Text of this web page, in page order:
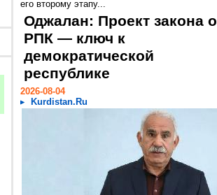
его второму этапу...
Оджалан: Проект закона о
РПК — ключ к
демократической
республике
2026-08-04
Kurdistan.Ru